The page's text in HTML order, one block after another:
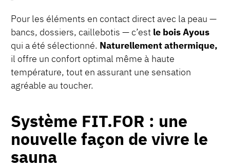
Pour les éléments en contact direct avec la peau —
bancs, dossiers, caillebotis — c’est le bois Ayous
qui a été sélectionné. Naturellement athermique,
il offre un confort optimal même à haute
température, tout en assurant une sensation
agréable au toucher.
Système FIT.FOR : une
nouvelle façon de vivre le
sauna